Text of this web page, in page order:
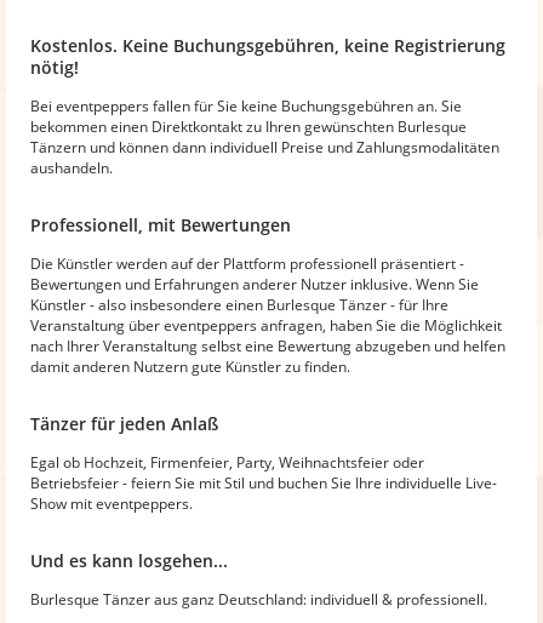
Kostenlos. Keine Buchungsgebühren, keine Registrierung
nötig!
Bei eventpeppers fallen für Sie keine Buchungsgebühren an. Sie
bekommen einen Direktkontakt zu Ihren gewünschten Burlesque
Tänzern und können dann individuell Preise und Zahlungsmodalitäten
aushandeln.
Professionell, mit Bewertungen
Die Künstler werden auf der Plattform professionell präsentiert -
Bewertungen und Erfahrungen anderer Nutzer inklusive. Wenn Sie
Künstler - also insbesondere einen Burlesque Tänzer - für Ihre
Veranstaltung über eventpeppers anfragen, haben Sie die Möglichkeit
nach Ihrer Veranstaltung selbst eine Bewertung abzugeben und helfen
damit anderen Nutzern gute Künstler zu finden.
Tänzer für jeden Anlaß
Egal ob Hochzeit, Firmenfeier, Party, Weihnachtsfeier oder
Betriebsfeier - feiern Sie mit Stil und buchen Sie Ihre individuelle Live-
Show mit eventpeppers.
Und es kann losgehen...
Burlesque Tänzer aus ganz Deutschland: individuell & professionell.